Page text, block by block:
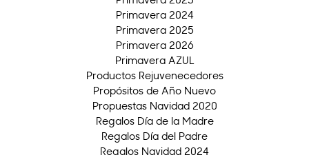
Primavera 2024
Primavera 2025
Primavera 2026
Primavera AZUL
Productos Rejuvenecedores
Propósitos de Año Nuevo
Propuestas Navidad 2020
Regalos Día de la Madre
Regalos Día del Padre
Regalos Navidad 2024